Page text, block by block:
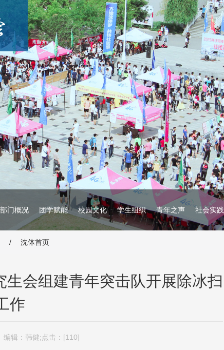
部门概况 团学赋能 校园文化 学生组织 青年之声 社会实践
/ 沈体首页
会组建青年突击队开展除冰扫
作
辑：韩健;点击：[110]